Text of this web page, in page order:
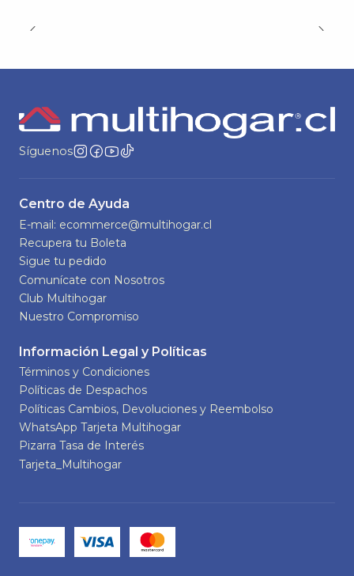
Síguenos
Centro de Ayuda
E-mail: ecommerce@multihogar.cl
Recupera tu Boleta
Sigue tu pedido
Comunícate con Nosotros
Club Multihogar
Nuestro Compromiso
Información Legal y Políticas
Términos y Condiciones
Políticas de Despachos
Políticas Cambios, Devoluciones y Reembolso
WhatsApp Tarjeta Multihogar
Pizarra Tasa de Interés
Tarjeta_Multihogar